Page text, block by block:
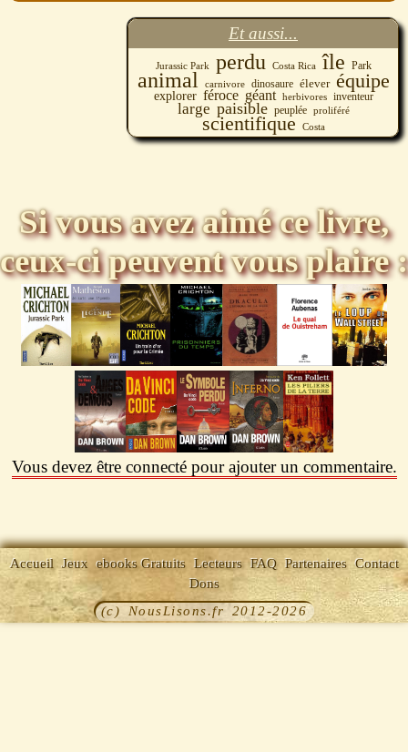
Et aussi...
Jurassic Park perdu Costa Rica île Park
animal carnivore dinosaure élever équipe
explorer féroce géant herbivores inventeur
large paisible peuplée proliféré
scientifique Costa
Si vous avez aimé ce livre,
ceux-ci peuvent vous plaire :
Vous devez être connecté pour ajouter un commentaire.
Accueil Jeux ebooks Gratuits Lecteurs FAQ Partenaires Contact
Dons
(c) NousLisons.fr 2012-2026